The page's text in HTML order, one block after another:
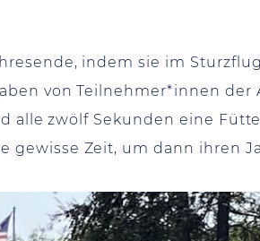
indem sie im
von Teilnehmer*innen der
alle zwölf Sekunden eine
gewisse Zeit, um dann ihren